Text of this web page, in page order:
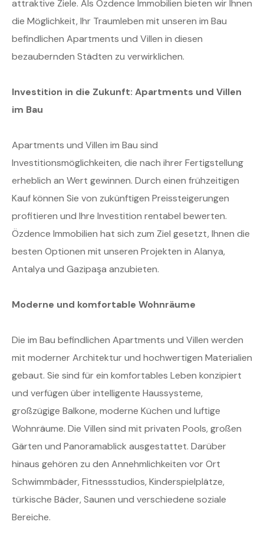
attraktive Ziele. Als Özdence Immobilien bieten wir Ihnen
die Möglichkeit, Ihr Traumleben mit unseren im Bau
befindlichen Apartments und Villen in diesen
bezaubernden Städten zu verwirklichen.
Investition in die Zukunft: Apartments und Villen
im Bau
Apartments und Villen im Bau sind
Investitionsmöglichkeiten, die nach ihrer Fertigstellung
erheblich an Wert gewinnen. Durch einen frühzeitigen
Kauf können Sie von zukünftigen Preissteigerungen
profitieren und Ihre Investition rentabel bewerten.
Özdence Immobilien hat sich zum Ziel gesetzt, Ihnen die
besten Optionen mit unseren Projekten in Alanya,
Antalya und Gazipaşa anzubieten.
Moderne und komfortable Wohnräume
Die im Bau befindlichen Apartments und Villen werden
mit moderner Architektur und hochwertigen Materialien
gebaut. Sie sind für ein komfortables Leben konzipiert
und verfügen über intelligente Haussysteme,
großzügige Balkone, moderne Küchen und luftige
Wohnräume. Die Villen sind mit privaten Pools, großen
Gärten und Panoramablick ausgestattet. Darüber
hinaus gehören zu den Annehmlichkeiten vor Ort
Schwimmbäder, Fitnessstudios, Kinderspielplätze,
türkische Bäder, Saunen und verschiedene soziale
Bereiche.